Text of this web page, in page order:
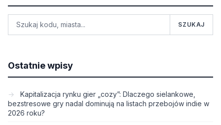
SZUKAJ
Ostatnie wpisy
Kapitalizacja rynku gier „cozy”: Dlaczego sielankowe,
bezstresowe gry nadal dominują na listach przebojów indie w
2026 roku?